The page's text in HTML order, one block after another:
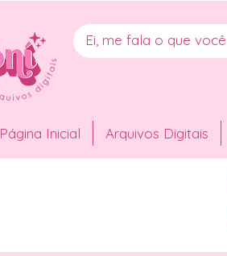
Página Inicial Arquivos Digitais